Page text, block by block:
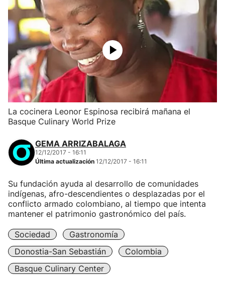
La cocinera Leonor Espinosa recibirá mañana el
Basque Culinary World Prize
GEMA ARRIZABALAGA
12/12/2017 - 16:11
Última actualización 12/12/2017 - 16:11
Su fundación ayuda al desarrollo de comunidades
indígenas, afro-descendientes o desplazadas por el
conflicto armado colombiano, al tiempo que intenta
mantener el patrimonio gastronómico del país.
Sociedad
Gastronomía
Donostia-San Sebastián
Colombia
Basque Culinary Center